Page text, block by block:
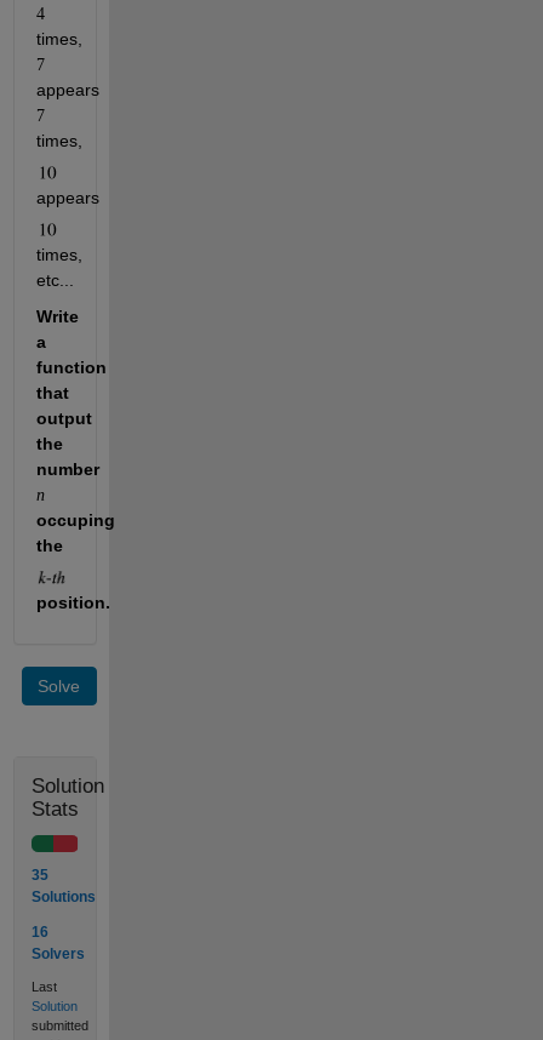
4
7
appears
7
appears
times,
etc...
Write
a
function
that
output
the
number
n
occuping
the
position.
Solve
Solution
Stats
35
Solutions
16
Solvers
Last
Solution
submitted